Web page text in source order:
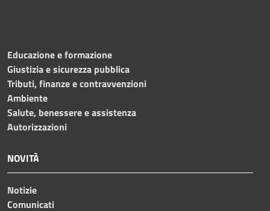
Educazione e formazione
Giustizia e sicurezza pubblica
Tributi, finanze e contravvenzioni
Ambiente
Salute, benessere e assistenza
Autorizzazioni
NOVITÀ
Notizie
Comunicati